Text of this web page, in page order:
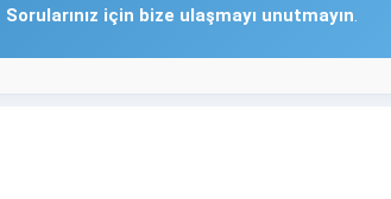
Sorularınız için bize ulaşmayı unutmayın